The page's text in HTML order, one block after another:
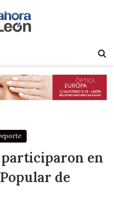
participaron en
de